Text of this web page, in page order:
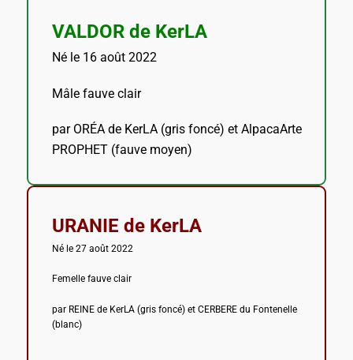
VALDOR de KerLA
Né le 16 août 2022
Mâle fauve clair
par ORÉA de KerLA (gris foncé) et AlpacaArte
PROPHET (fauve moyen)
URANIE de KerLA
Né le 27 août 2022
Femelle fauve clair
par REINE de KerLA (gris foncé) et CERBERE du Fontenelle
(blanc)